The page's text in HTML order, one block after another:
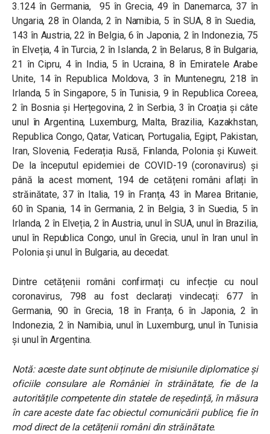
3.124 în Germania, 95 în Grecia, 49 în Danemarca, 37 în
Ungaria, 28 în Olanda, 2 în Namibia, 5 în SUA, 8 în Suedia,
143 în Austria, 22 în Belgia, 6 în Japonia, 2 în Indonezia, 75
în Elveția, 4 în Turcia, 2 în Islanda, 2 în Belarus, 8 în Bulgaria,
21 în Cipru, 4 în India, 5 în Ucraina, 8 în Emiratele Arabe
Unite, 14 în Republica Moldova, 3 în Muntenegru, 218 în
Irlanda, 5 în Singapore, 5 în Tunisia, 9 în Republica Coreea,
2 în Bosnia și Herțegovina, 2 în Serbia, 3 în Croația și câte
unul în Argentina, Luxemburg, Malta, Brazilia, Kazakhstan,
Republica Congo, Qatar, Vatican, Portugalia, Egipt, Pakistan,
Iran, Slovenia, Federația Rusă, Finlanda, Polonia și Kuweit.
De la începutul epidemiei de COVID-19 (coronavirus) și
până la acest moment, 194 de cetățeni români aflați în
străinătate, 37 în Italia, 19 în Franța, 43 în Marea Britanie,
60 în Spania, 14 în Germania, 2 în Belgia, 3 în Suedia, 5 în
Irlanda, 2 în Elveția, 2 în Austria, unul în SUA, unul în Brazilia,
unul în Republica Congo, unul în Grecia, unul în Iran unul în
Polonia și unul în Bulgaria, au decedat.
Dintre cetățenii români confirmați cu infecție cu noul
coronavirus, 798 au fost declarați vindecați: 677 în
Germania, 90 în Grecia, 18 în Franța, 6 în Japonia, 2 în
Indonezia, 2 în Namibia, unul în Luxemburg, unul în Tunisia
și unul în Argentina.
Notă: aceste date sunt obținute de misiunile diplomatice și
oficiile consulare ale României în străinătate, fie de la
autoritățile competente din statele de reședință, în măsura
în care aceste date fac obiectul comunicării publice, fie în
mod direct de la cetățenii români din străinătate.